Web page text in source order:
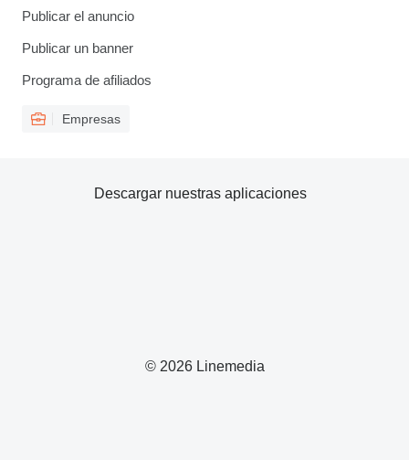
Publicar el anuncio
Publicar un banner
Programa de afiliados
Empresas
© 2026 Linemedia
Descargar nuestras aplicaciones